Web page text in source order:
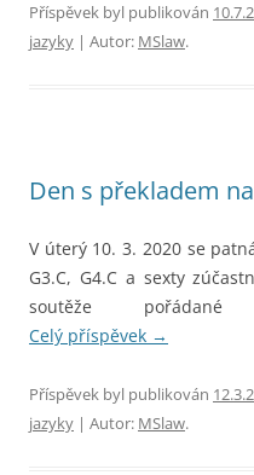
Příspěvek byl publikován
jazyky | Autor: MSlaw.
Den s překladem
V úterý 10. 3. 2020 se
G3.C, G4.C a sexty
soutěže pořádané
Celý příspěvek →
Příspěvek byl publikován
jazyky | Autor: MSlaw.